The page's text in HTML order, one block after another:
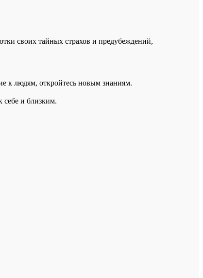
своих тайных страхов и предубеждений,
к людям, откройтесь новым знаниям.
себе и близким.